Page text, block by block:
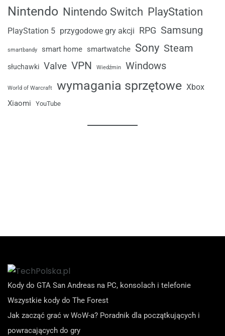
Nintendo Nintendo Switch PlayStation
PlayStation 5 przygodowe gry akcji RPG Samsung
smartbandy smart home smartwatche Sony Steam
słuchawki Valve VPN Wiedźmin Windows
World of Warcraft wymagania sprzętowe Xbox
Xiaomi YouTube
Kody do GTA San Andreas na PC, konsolach i telefonie
Wszystkie kody do The Forest
Jak zacząć grać w WoW-a? Poradnik dla początkujących i
powracających do gry